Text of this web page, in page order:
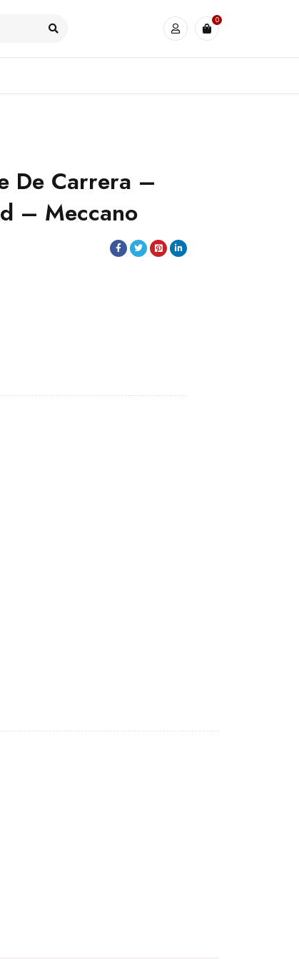
0
De Carrera –
– Meccano